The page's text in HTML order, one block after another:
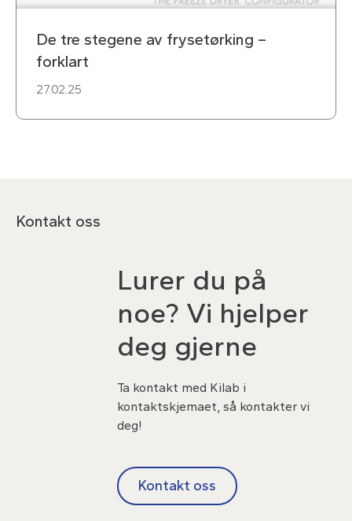
De tre stegene av frysetørking –
forklart
27.02.25
Kontakt oss
Lurer du på
noe? Vi hjelper
deg gjerne
Ta kontakt med Kilab i
kontaktskjemaet, så kontakter vi
deg!
Kontakt oss